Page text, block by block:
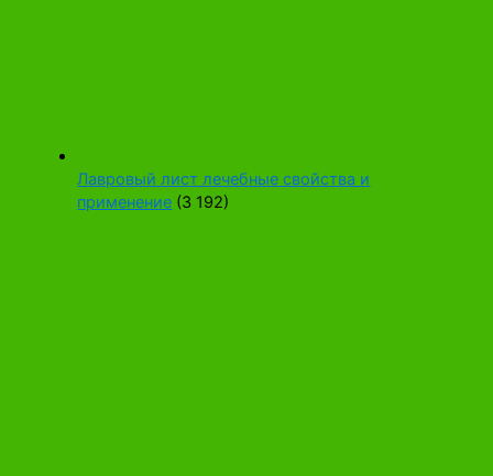
Лавровый лист лечебные свойства и
применение (3 192)